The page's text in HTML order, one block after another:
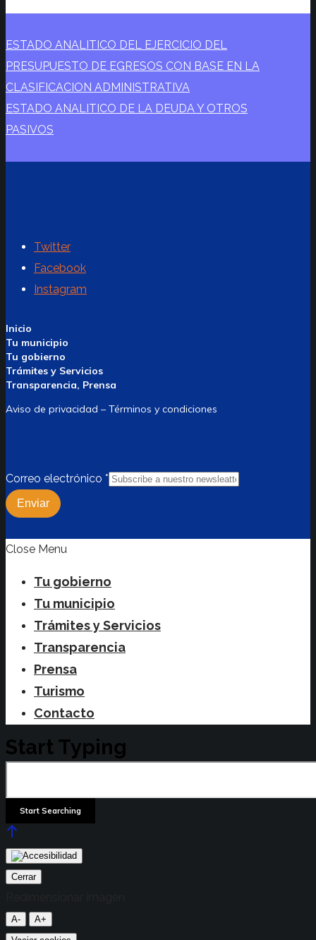
ESTADO ANALITICO DEL EJERCICIO DEL
PRESUPUESTO DE EGRESOS CON BASE EN LA
CLASIFICACION ADMINISTRATIVA
ESTADO ANALITICO DE LA DEUDA Y OTROS
PASIVOS
Twitter
Facebook
Instagram
Inicio
Tu municipio
Tu gobierno
Trámites y Servicios
Transparencia, Prensa
Aviso de privacidad – Términos y condiciones
Correo electrónico *
Enviar
Close Menu
Tu gobierno
Tu municipio
Trámites y Servicios
Transparencia
Prensa
Turismo
Contacto
Start Typing
Cerrar
A-
A+